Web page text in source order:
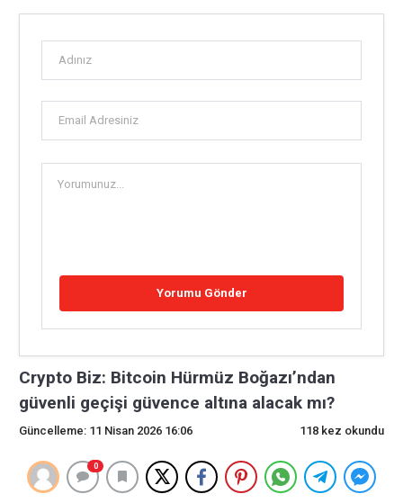
Crypto Biz: Bitcoin Hürmüz Boğazı’ndan
güvenli geçişi güvence altına alacak mı?
Güncelleme: 11 Nisan 2026 16:06 118 kez okundu
0